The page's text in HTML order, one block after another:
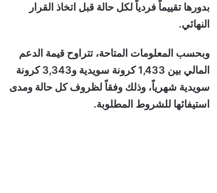
بدورها تقييماً فردياً لكل حالة قبل اتخاذ القرار
النهائي.
وبحسب المعلومات المتاحة، تتراوح قيمة الدعم
المالي بين 1,433 كرونة سويدية و3,343 كرونة
سويدية شهرياً، وذلك وفقاً لظروف كل حالة ومدى
استيفائها للشروط المطلوبة.